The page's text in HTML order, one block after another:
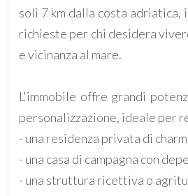
soli 7 km dalla costa adriatica,
richieste per chi desidera
e vicinanza al mare.
L'immobile offre grandi
personalizzazione, ideale per
- una residenza privata di
- una casa di campagna con
- una struttura ricettiva o
Locali
minimi
2
3